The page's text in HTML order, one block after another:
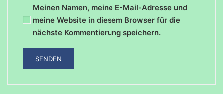
Meinen Namen, meine E-Mail-Adresse und
meine Website in diesem Browser für die
nächste Kommentierung speichern.